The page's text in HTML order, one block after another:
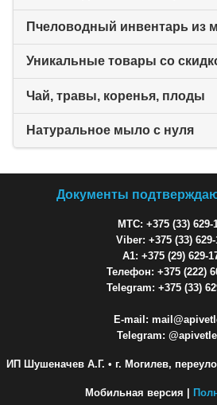
Пчеловодный инвентарь из
Уникальные товары со
Чай, травы, коренья, плоды
Натуральное мыло с нуля
Документы
МТС: +375 (33) 629-
Viber: +375 (33) 629-
A1: +375 (29) 629-
Телефон: +375 (222)
Telegram: +375 (33)
E-mail:
Telegram:
ИП Шушеначев А.Г. • г. Могилев,
Мобильная версия |